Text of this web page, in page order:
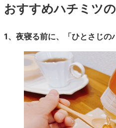
おすすめハチミツ
1、夜寝る前に、「ひとさじの